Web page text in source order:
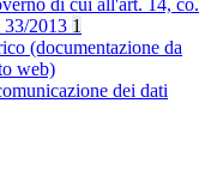
di cui all'art. 14, co.
33/2013 1
(documentazione da
web)
dei dati